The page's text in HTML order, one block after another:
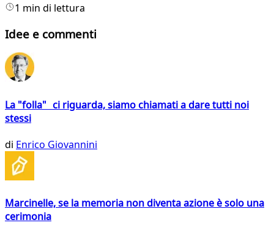
1 min di lettura
Idee e commenti
La "folla" ci riguarda, siamo chiamati a dare tutti noi
stessi
di Enrico Giovannini
Marcinelle, se la memoria non diventa azione è solo una
cerimonia